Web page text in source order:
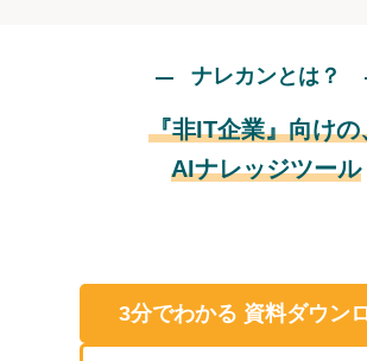
ナレカンとは？
『非IT企業』向けの
AIナレッジツール
3分でわかる 資料ダウン